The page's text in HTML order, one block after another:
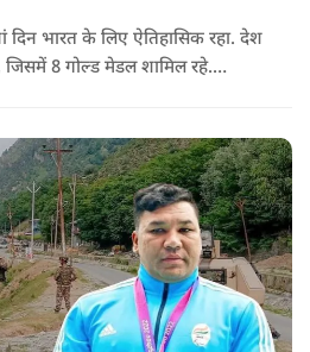
भारत के लिए ऐतिहासिक रहा. देश
8 गोल्ड मेडल शामिल रहे.